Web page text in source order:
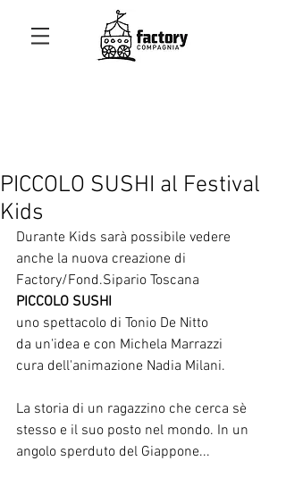
PICCOLO SUSHI al Festival
Kids
Durante Kids sarà possibile vedere
anche la nuova creazione di
Factory/Fond.Sipario Toscana
PICCOLO SUSHI
uno spettacolo di Tonio De Nitto
da un'idea e con Michela Marrazzi
cura dell'animazione Nadia Milani.
La storia di un ragazzino che cerca sè
stesso e il suo posto nel mondo. In un
angolo sperduto del Giappone...